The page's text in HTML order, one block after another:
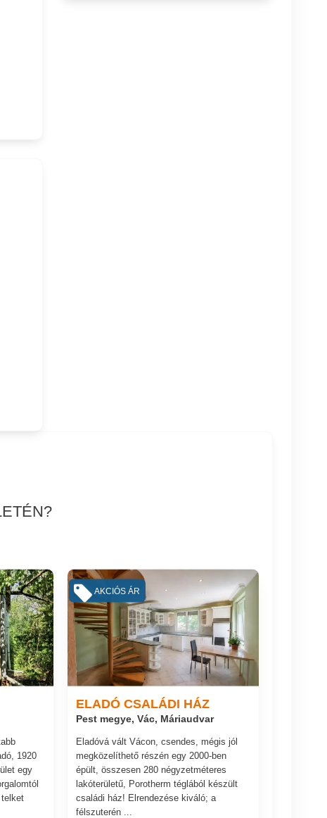
1920
egy
ELADÓ CSALÁDI HÁZ
Pest megye, Vác, Máriaudvar
Eladóvá vált Vácon, csendes, mégis jól
megközelíthető részén egy 2000-ben
épült, összesen 280 négyzetméteres
lakóterületű, Porotherm téglából készült
családi ház! Elrendezése kiváló; a
félszuterén ...
AKCIÓS ÁR